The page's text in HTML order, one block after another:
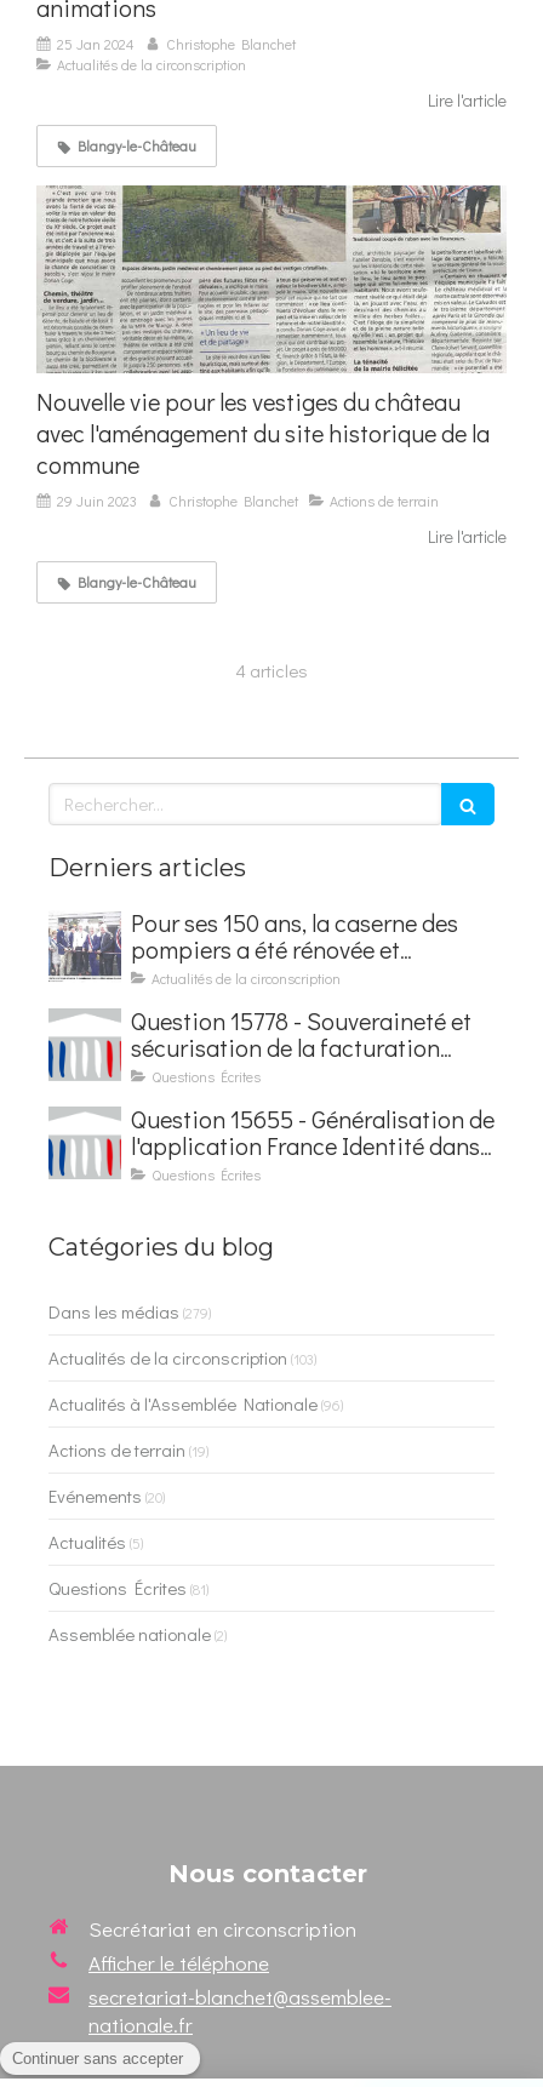
animations
25 Jan 2024
Christophe Blanchet
Actualités de la circonscription
Lire l'article
Blangy-le-Château
Nouvelle vie pour les vestiges du château
avec l'aménagement du site historique de la
commune
29 Juin 2023 Christophe Blanchet Actions de terrain
Lire l'article
Blangy-le-Château
4 articles
Rechercher
Derniers articles
Pour ses 150 ans, la caserne des
pompiers a été rénovée et
baptisée au nom d'Hubert
Actualités de la circonscription
Question 15778 - Souveraineté et
sécurisation de la facturation
électronique
Questions Écrites
Question 15655 - Généralisation de
l'application France Identité dans
les contrôles du quotidien
Questions Écrites
Catégories du blog
Dans les médias (279)
Actualités de la circonscription (103)
Actualités à l'Assemblée Nationale(96)
Actions de terrain (19)
Evénements (20)
Actualités (5)
Questions Écrites (81)
Assemblée nationale(2)
Nous contacter
Secrétariat en circonscription
Afficher le téléphone
secretariat-blanchet@assemblee-
nationale.fr